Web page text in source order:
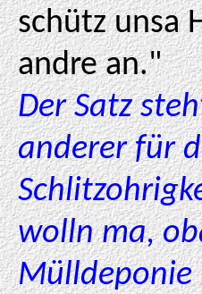
schütz unsa
andre an."
Der Satz
anderer für
wolln ma,